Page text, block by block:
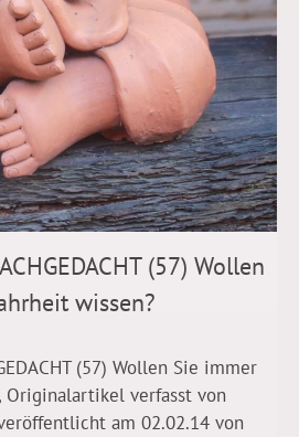
(57) Wollen
wissen?
(57) Wollen Sie immer
Originalartikel verfasst von
am 02.02.14 von